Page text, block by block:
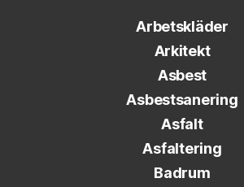
Arbetskläder
Arkitekt
Asbest
Asbestsanering
Asfalt
Asfaltering
Badrum